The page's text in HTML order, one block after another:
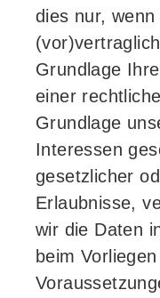
dies nur,
Grundlage
einer
Grundlage
Interessen
gesetzlicher
Erlaubnisse,
wir die Daten
beim